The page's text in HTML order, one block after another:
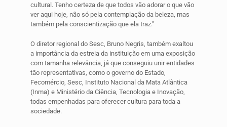
cultural. Tenho certeza de que todos vão adorar o que vão
ver aqui hoje, não só pela contemplação da beleza, mas
também pela conscientização que ela traz.”
O diretor regional do Sesc, Bruno Negris, também exaltou
a importância da estreia da instituição em uma exposição
com tamanha relevância, já que conseguiu unir entidades
tão representativas, como o governo do Estado,
Fecomércio, Sesc, Instituto Nacional da Mata Atlântica
(Inma) e Ministério da Ciência, Tecnologia e Inovação,
todas empenhadas para oferecer cultura para toda a
sociedade.